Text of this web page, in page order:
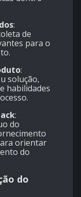
:
de
para o
:
solução,
habilidades
:
do
orientar
do
do